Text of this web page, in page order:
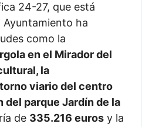
24-27, que está
Ayuntamiento ha
como la
en el Mirador del
la
viario del centro
del parque Jardín de la
de 335.216 euros y la